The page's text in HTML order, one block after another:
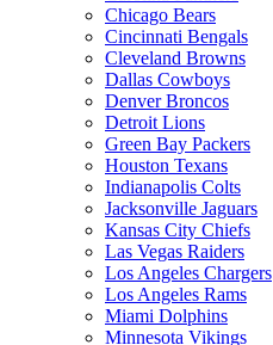
Chicago Bears
Cincinnati Bengals
Cleveland Browns
Dallas Cowboys
Denver Broncos
Detroit Lions
Green Bay Packers
Houston Texans
Indianapolis Colts
Jacksonville Jaguars
Kansas City Chiefs
Las Vegas Raiders
Los Angeles Chargers
Los Angeles Rams
Miami Dolphins
Minnesota Vikings